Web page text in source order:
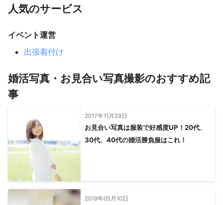
人気のサービス
イベント運営
出張着付け
婚活写真・お見合い写真撮影のおすすめ記
事
2017年11月29日
お見合い写真は服装で好感度UP！20代、
30代、40代の婚活勝負服はこれ！
2019年05月10日